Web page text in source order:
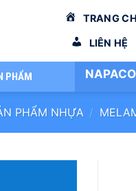
TRANG
LIÊN HỆ
PHẨM
PHẨM NHỰA /